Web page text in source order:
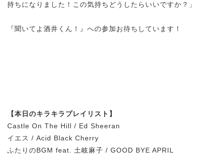
持ちになりました！この気持ちどうしたらいいですか？」
『聞いてよ酒井くん！』への参加お待ちしています！
【本日のキラキラプレイリスト】
Castle On The Hill / Ed Sheeran
イエス / Acid Black Cherry
ふたりのBGM feat. 土岐麻子 / GOOD BYE APRIL